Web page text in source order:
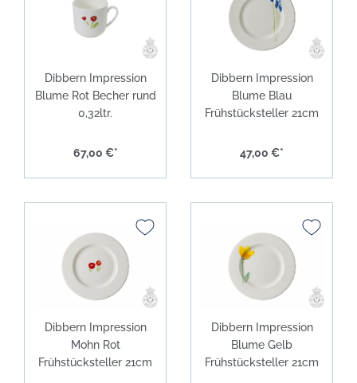
Dibbern Impression
Blume Rot Becher rund
0,32ltr.
67,00 €*
Dibbern Impression
Blume Blau
Frühstücksteller 21cm
47,00 €*
Dibbern Impression
Mohn Rot
Frühstücksteller 21cm
Dibbern Impression
Blume Gelb
Frühstücksteller 21cm